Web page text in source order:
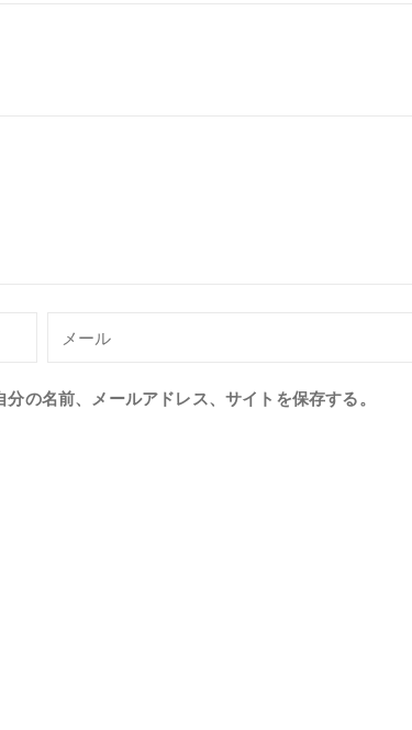
の名前、メールアドレス、サイトを保存する。